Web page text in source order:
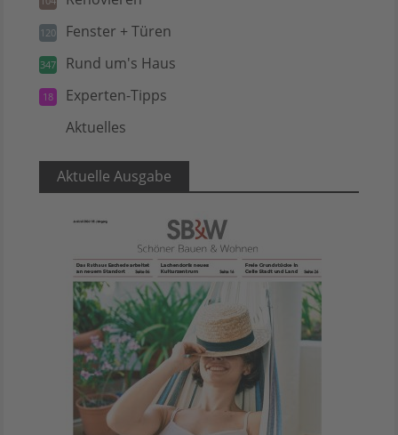
120 Fenster + Türen
347 Rund um's Haus
18 Experten-Tipps
Aktuelles
Aktuelle Ausgabe